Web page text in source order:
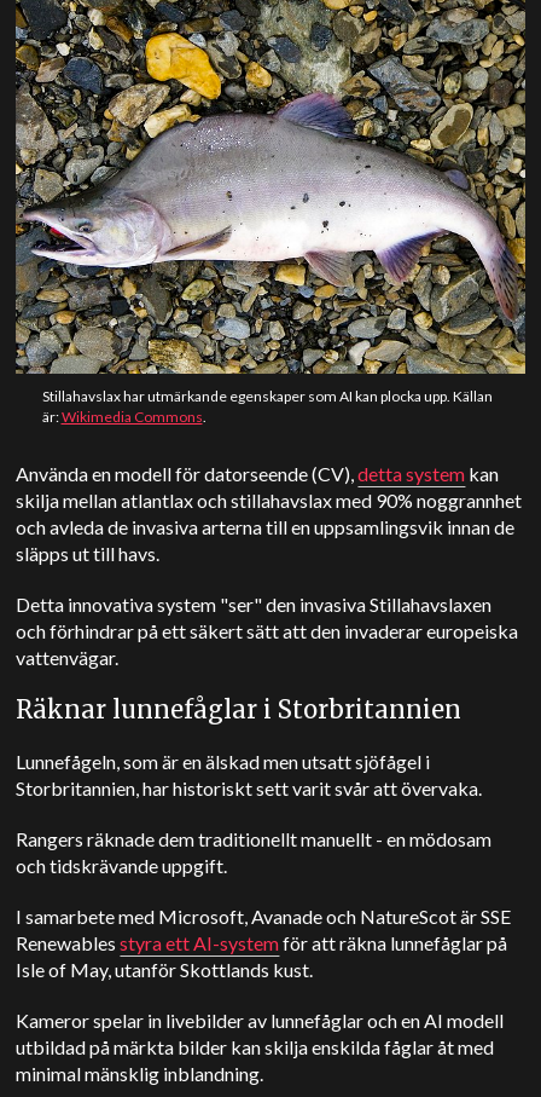
Stillahavslax har utmärkande egenskaper som AI kan plocka upp. Källan
är:Wikimedia Commons
Använda en modell för datorseende (CV),detta system kan
skilja mellan atlantlax och stillahavslax med 90% noggrannhet
och avleda de invasiva arterna till en uppsamlingsvik innan de
släpps ut till havs.
Detta innovativa system "ser" den invasiva Stillahavslaxen
och förhindrar på ett säkert sätt att den invaderar europeiska
vattenvägar.
Räknar lunnefåglar i Storbritannien
Lunnefågeln, som är en älskad men utsatt sjöfågel i
Storbritannien, har historiskt sett varit svår att övervaka.
Rangers räknade dem traditionellt manuellt - en mödosam
och tidskrävande uppgift.
I samarbete med Microsoft, Avanade och NatureScot är SSE
Renewablesstyra ett AI-systemför att räkna lunnefåglar på
Isle of May, utanför Skottlands kust.
Kameror spelar in livebilder av lunnefåglar och en AImodell
utbildadpå märkta bilder kan skilja enskilda fåglar åt med
minimal mänsklig inblandning.